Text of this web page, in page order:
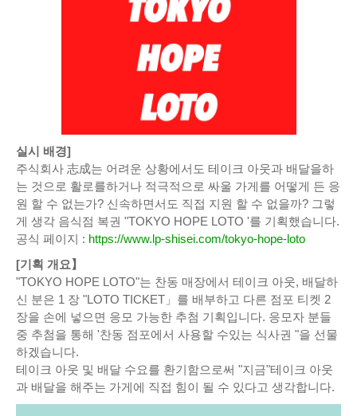
실시 배경]
주식회사 志成는 어려운 상황에서도 테이크 아웃과 배달을하
는 것으로 활로를하거나 적극적으로 싸울 가게를 어떻게 든 응
원 할 수 없는가? 신속하면서도 직접 지원 할 수 없을까? 그렇
게 생각 음식점 복권 "TOKYO HOPE LOTO '를 기획했습니다.
공식 페이지 : https://www.lp-shisei.com/tokyo-hope-loto
[기획 개요】
"TOKYO HOPE LOTO"는 찬동 매장에서 테이크 아웃, 배달하
신 분은 1 장 "LOTO TICKET」를 배부하고 다른 점포 티켓 2
장을 손에 넣으면 응모 가능한 추첨 기획입니다. 응모자 분들
중 추첨을 통해 '찬동 점포에서 사용할 수있는 식사권 "을 선물
하겠습니다.
테이크 아웃 및 배달 수요를 환기함으로써 "지금"테이크 아웃
과 배달을 해주는 가게에 직접 힘이 될 수 있다고 생각합니다.